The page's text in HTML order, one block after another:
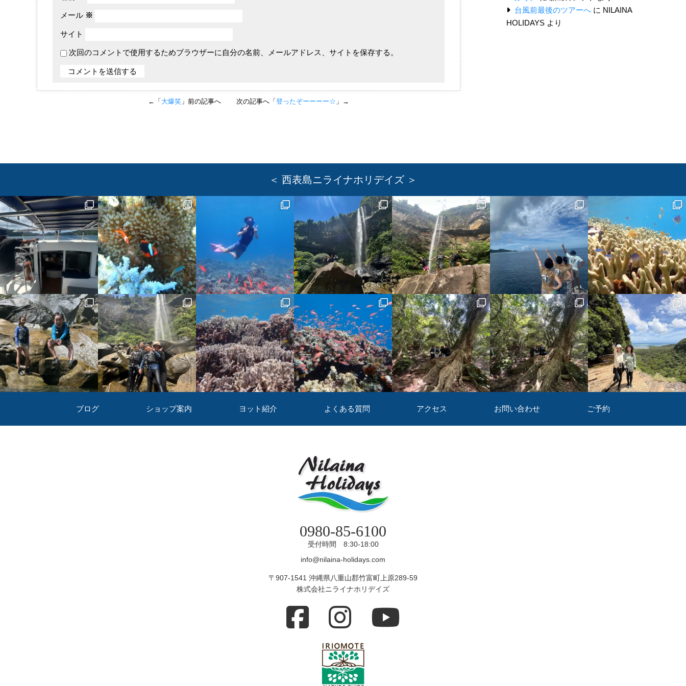
メール ※
サイト
次回のコメントで使用するためブラウザーに自分の名前、メールアドレス、サイトを保存する。
←「 大爆笑 」前の記事へ 次の記事へ「 登ったぞーーーー☆ 」→
台風前最後のツアーへに NILAINA
HOLIDAYS より
＜ 西表島ニライナホリデイズ ＞
ブログ ショップ案内 ヨット紹介 よくある質問 アクセス お問い合わせ ご予約
0980-85-6100
受付時間 8:30-18:00
info@nilaina-holidays.com
〒907-1541 沖縄県八重山郡竹富町上原289-59
株式会社ニライナホリデイズ